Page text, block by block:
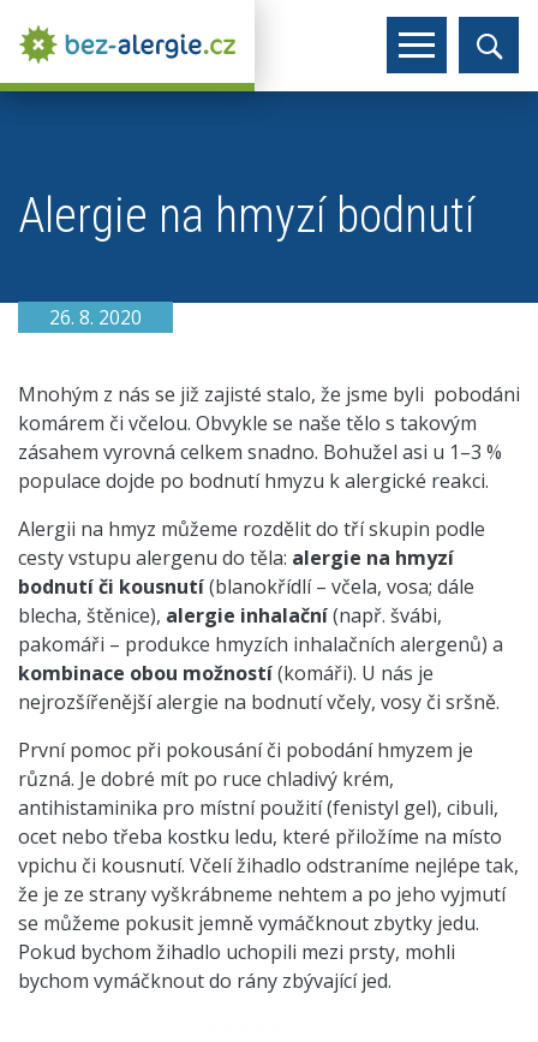
Alergie na hmyzí bodnutí
26. 8. 2020
Mnohým z nás se již zajisté stalo, že jsme byli pobodáni
komárem či včelou. Obvykle se naše tělo s takovým
zásahem vyrovná celkem snadno. Bohužel asi u 1–3 %
populace dojde po bodnutí hmyzu k alergické reakci.
Alergii na hmyz můžeme rozdělit do tří skupin podle
cesty vstupu alergenu do těla: alergie na hmyzí
bodnutí či kousnutí(blanokřídlí – včela, vosa; dále
blecha, štěnice), alergie inhalační(např. švábi,
pakomáři – produkce hmyzích inhalačních alergenů) a
kombinace obou možností(komáři). U nás je
nejrozšířenější alergie na bodnutí včely, vosy či sršně.
První pomoc při pokousání či pobodání hmyzem je
různá. Je dobré mít po ruce chladivý krém,
antihistaminika pro místní použití (fenistyl gel), cibuli,
ocet nebo třeba kostku ledu, které přiložíme na místo
vpichu či kousnutí. Včelí žihadlo odstraníme nejlépe tak,
že je ze strany vyškrábneme nehtem a po jeho vyjmutí
se můžeme pokusit jemně vymáčknout zbytky jedu.
Pokud bychom žihadlo uchopili mezi prsty, mohli
bychom vymáčknout do rány zbývající jed.